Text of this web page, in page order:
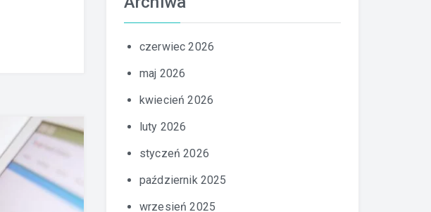
czerwiec 2026
maj 2026
kwiecień 2026
luty 2026
styczeń 2026
październik 2025
wrzesień 2025